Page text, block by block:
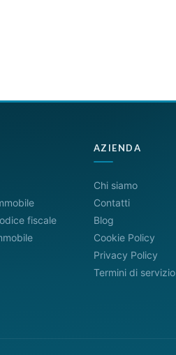
fiscale
AZIENDA
Chi siamo
Contatti
Blog
Cookie Policy
Privacy Policy
Termini di servizio